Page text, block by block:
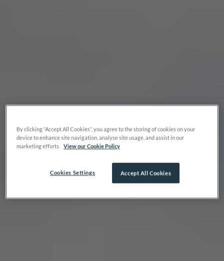
By clicking “Accept All Cookies”, you agree to the storing of cookies on your
device to enhance site navigation, analyse site usage, and assist in our
marketing efforts.
View our Cookie Policy
Accept All Cookies
Cookies Settings